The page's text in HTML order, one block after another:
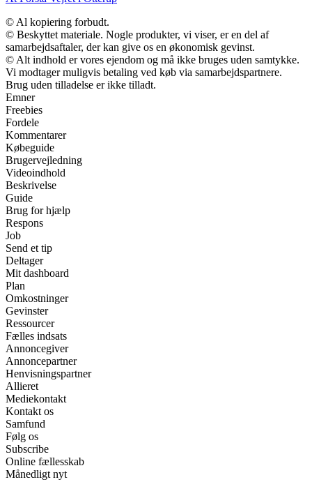
© Al kopiering forbudt.
© Beskyttet materiale. Nogle produkter, vi viser, er en del af
samarbejdsaftaler, der kan give os en økonomisk gevinst.
© Alt indhold er vores ejendom og må ikke bruges uden samtykke.
Vi modtager muligvis betaling ved køb via samarbejdspartnere.
Brug uden tilladelse er ikke tilladt.
Emner
Freebies
Fordele
Kommentarer
Købeguide
Brugervejledning
Videoindhold
Beskrivelse
Guide
Brug for hjælp
Respons
Job
Send et tip
Deltager
Mit dashboard
Plan
Omkostninger
Gevinster
Ressourcer
Fælles indsats
Annoncegiver
Annoncepartner
Henvisningspartner
Allieret
Mediekontakt
Kontakt os
Samfund
Følg os
Subscribe
Online fællesskab
Månedligt nyt